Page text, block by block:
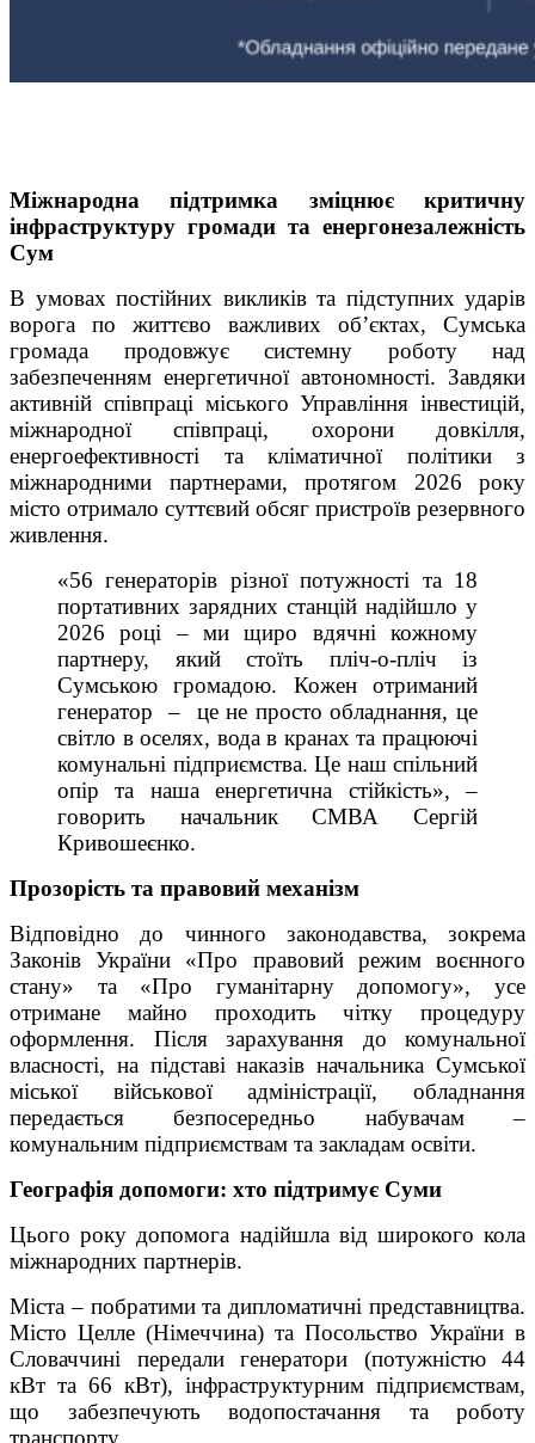
Міжнародна підтримка зміцнює критичну
інфраструктуру громади та енергонезалежність
Сум
В умовах постійних викликів та підступних ударів
ворога по життєво важливих об’єктах, Сумська
громада продовжує системну роботу над
забезпеченням енергетичної автономності. Завдяки
активній співпраці міського Управління інвестицій,
міжнародної співпраці, охорони довкілля,
енергоефективності та кліматичної політики з
міжнародними партнерами, протягом 2026 року
місто отримало суттєвий обсяг пристроїв резервного
живлення.
«56 генераторів різної потужності та 18
портативних зарядних станцій надійшло у
2026 році – ми щиро вдячні кожному
партнеру, який стоїть пліч-о-пліч із
Сумською громадою. Кожен отриманий
генератор – це не просто обладнання, це
світло в оселях, вода в кранах та працюючі
комунальні підприємства. Це наш спільний
опір та наша енергетична стійкість», –
говорить начальник СМВА Сергій
Кривошеєнко.
Прозорість та правовий механізм
Відповідно до чинного законодавства, зокрема
Законів України «Про правовий режим воєнного
стану» та «Про гуманітарну допомогу», усе
отримане майно проходить чітку процедуру
оформлення. Після зарахування до комунальної
власності, на підставі наказів начальника Сумської
міської військової адміністрації, обладнання
передається безпосередньо набувачам –
комунальним підприємствам та закладам освіти.
Географія допомоги: хто підтримує Суми
Цього року допомога надійшла від широкого кола
міжнародних партнерів.
Міста – побратими та дипломатичні представництва.
Місто Целле (Німеччина) та Посольство України в
Словаччині передали генератори (потужністю 44
кВт та 66 кВт), інфраструктурним підприємствам,
що забезпечують водопостачання та роботу
транспорту.